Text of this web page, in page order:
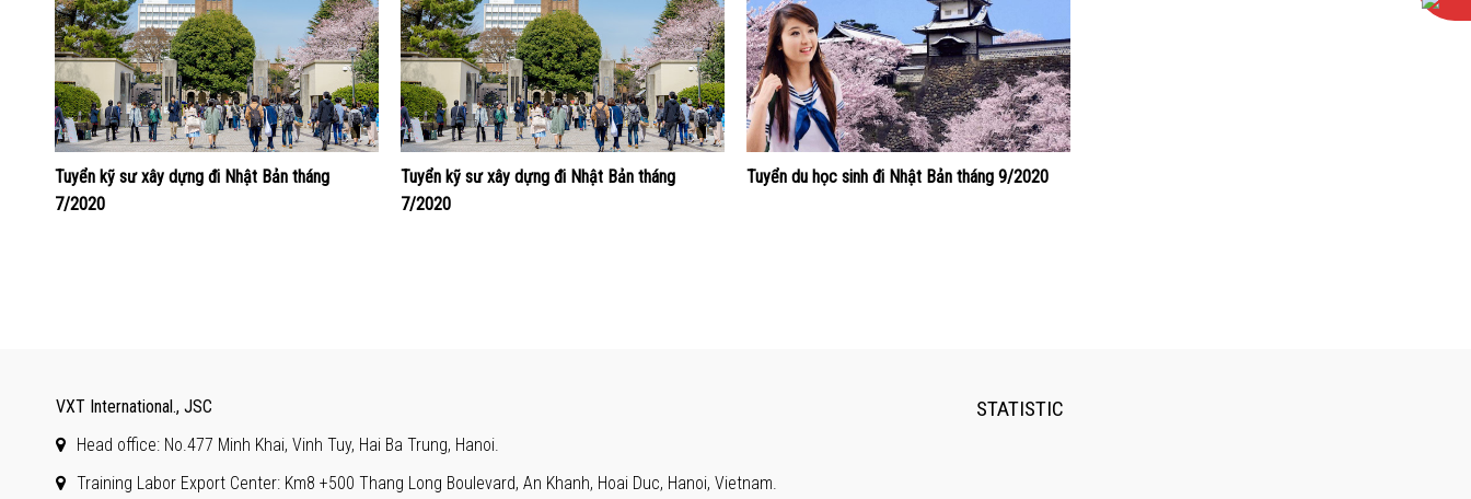
Tuyển kỹ sư xây dựng đi Nhật Bản tháng
7/2020
Tuyển kỹ sư xây dựng đi Nhật Bản tháng
7/2020
Tuyển du học sinh đi Nhật Bản tháng 9/2020
VXT International., JSC
Head office: No.477 Minh Khai, Vinh Tuy, Hai Ba Trung, Hanoi.
Training Labor Export Center: Km8 +500 Thang Long Boulevard, An Khanh, Hoai Duc, Hanoi, Vietnam.
STATISTIC